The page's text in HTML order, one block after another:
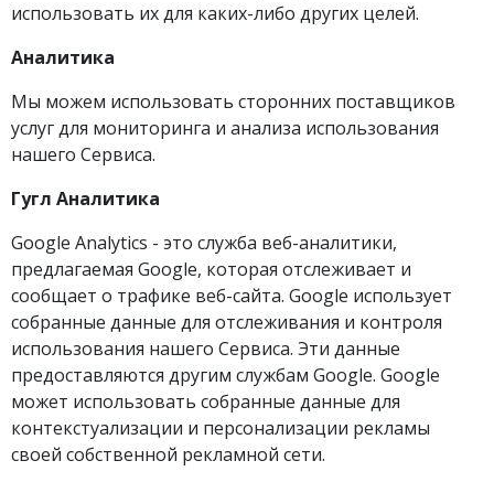
использовать их для каких-либо других целей.
Аналитика
Мы можем использовать сторонних поставщиков
услуг для мониторинга и анализа использования
нашего Сервиса.
Гугл Аналитика
Google Analytics - это служба веб-аналитики,
предлагаемая Google, которая отслеживает и
сообщает о трафике веб-сайта. Google использует
собранные данные для отслеживания и контроля
использования нашего Сервиса. Эти данные
предоставляются другим службам Google. Google
может использовать собранные данные для
контекстуализации и персонализации рекламы
своей собственной рекламной сети.